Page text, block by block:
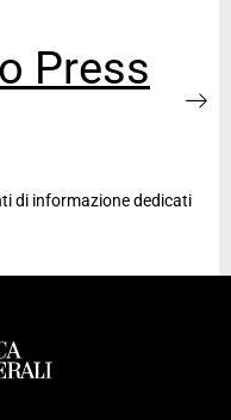
Press
di informazione dedicati